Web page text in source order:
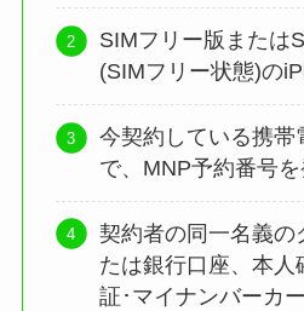
SIMフリー版または
(SIMフリー状態)の
今契約している携帯
で、MNP予約番号を
契約者の同一名義の
たは銀行口座、本
証･マイナンバーカ